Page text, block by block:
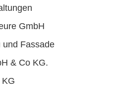
GmbH
und Fassade
& Co KG.